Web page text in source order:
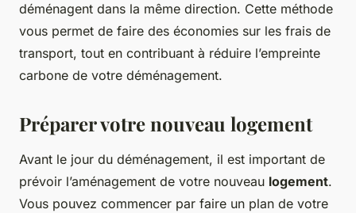
déménagent dans la même direction. Cette méthode
vous permet de faire des économies sur les frais de
transport, tout en contribuant à réduire l’empreinte
carbone de votre déménagement.
Préparer votre nouveau logement
Avant le jour du déménagement, il est important de
prévoir l’aménagement de votre nouveau logement.
Vous pouvez commencer par faire un plan de votre